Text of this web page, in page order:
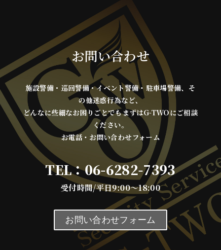
お問い合わせ
施設警備・巡回警備・イベント警備・駐車場警備、そ
の他迷惑行為など、
どんなに些細なお困りごとでもまずはG-TWOにご相談
ください。
お電話・お問い合わせフォーム
TEL：06-6282-7393
受付時間/平日9:00～18:00
お問い合わせフォーム